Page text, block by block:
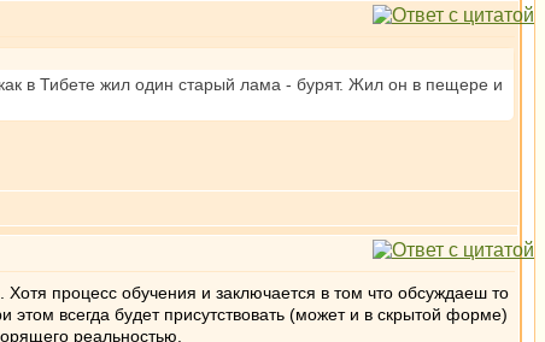
в Тибете жил один старый лама - бурят. Жил он в пещере и
процесс обучения и заключается в том что обсуждаеш то
этом всегда будет присутствовать (может и в скрытой форме)
реальностью.